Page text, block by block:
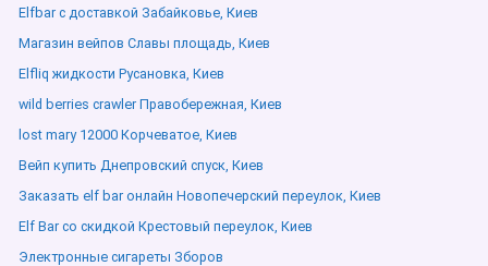
Elfbar с доставкой Забайковье, Киев
Магазин вейпов Славы площадь, Киев
Elfliq жидкости Русановка, Киев
wild berries crawler Правобережная, Киев
lost mary 12000 Корчеватое, Киев
Вейп купить Днепровский спуск, Киев
Заказать elf bar онлайн Новопечерский переулок, Киев
Elf Bar со скидкой Крестовый переулок, Киев
Электронные сигареты Зборов